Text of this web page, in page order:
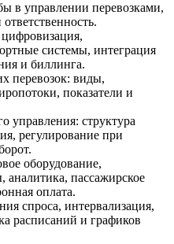
в управлении перевозками,
системы, интеграция
и биллинга.
перевозок: виды,
показатели и
управления: структура
регулирование при
оборудование,
пассажирское
оплата.
спроса, интервализация,
расписаний и графиков